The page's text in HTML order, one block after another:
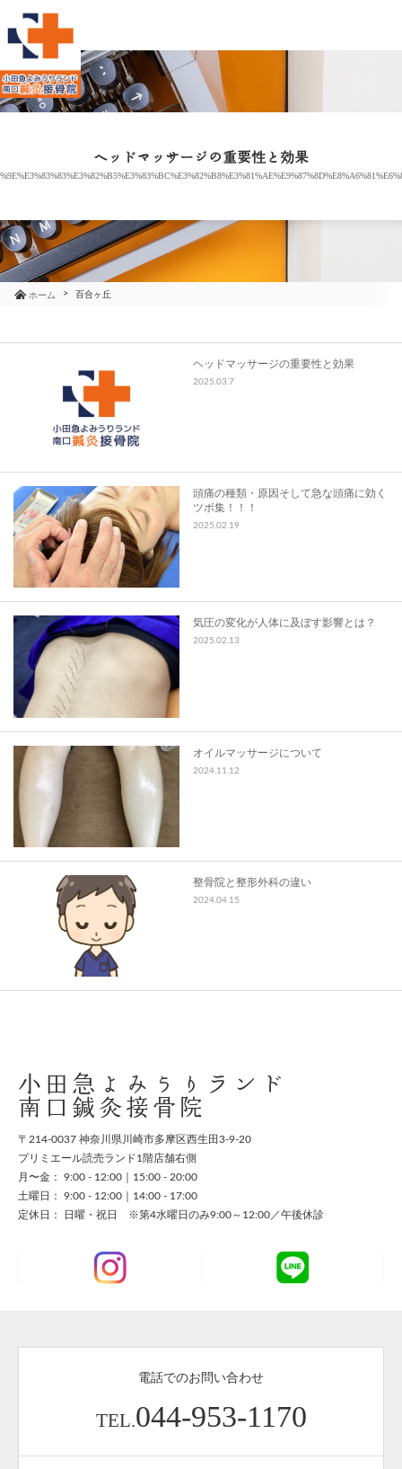
ヘッドマッサージの重要性と効果
ホーム 百合ヶ丘
ヘッドマッサージの重要性と効果
2025.03.7
頭痛の種類・原因そして急な頭痛に効く
ツボ集！！！
2025.02.19
気圧の変化が人体に及ぼす影響とは？
2025.02.13
オイルマッサージについて
2024.11.12
整骨院と整形外科の違い
2024.04.15
小田急よみうりランド
南口鍼灸接骨院
〒214-0037 神奈川県川崎市多摩区西生田3-9-20
プリミエール読売ランド1階店舗右側
月〜金： 9:00 - 12:00｜15:00 - 20:00
土曜日： 9:00 - 12:00｜14:00 - 17:00
定休日： 日曜・祝日 ※第4水曜日のみ9:00～12:00／午後休診
電話でのお問い合わせ
TEL.044-953-1170
当院のご紹介
お知らせ
ブログ
コラム
アクセス
スタッフ募集
お問い合わせ